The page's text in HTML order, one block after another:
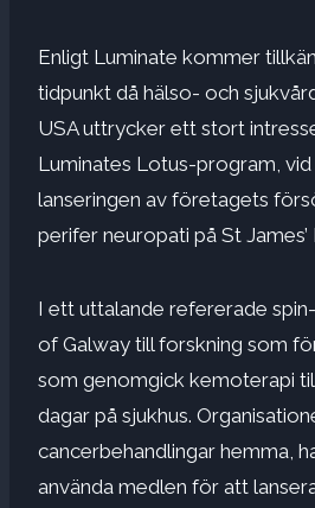
Enligt Luminate kommer
tidpunkt då hälso- och
USA uttrycker ett stort
Luminates Lotus-program, vid
lanseringen av företagets
perifer neuropati på St
I ett uttalande refererade
of Galway till forskning som
som genomgick kemoterapi
dagar på sjukhus.
cancerbehandlingar hemma,
använda medlen för att